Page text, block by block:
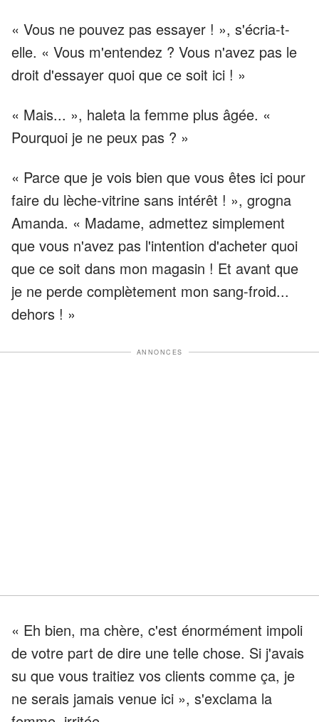
« Vous ne pouvez pas essayer ! », s'écria-t-
elle. « Vous m'entendez ? Vous n'avez pas le
droit d'essayer quoi que ce soit ici ! »
« Mais... », haleta la femme plus âgée. «
Pourquoi je ne peux pas ? »
« Parce que je vois bien que vous êtes ici pour
faire du lèche-vitrine sans intérêt ! », grogna
Amanda. « Madame, admettez simplement
que vous n'avez pas l'intention d'acheter quoi
que ce soit dans mon magasin ! Et avant que
je ne perde complètement mon sang-froid...
dehors ! »
ANNONCES
« Eh bien, ma chère, c'est énormément impoli
de votre part de dire une telle chose. Si j'avais
su que vous traitiez vos clients comme ça, je
ne serais jamais venue ici », s'exclama la